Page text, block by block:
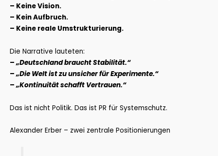
– Keine Vision.
– Kein Aufbruch.
– Keine reale Umstrukturierung.
Die Narrative lauteten:
– „Deutschland braucht Stabilität.“
– „Die Welt ist zu unsicher für Experimente.“
– „Kontinuität schafft Vertrauen.“
Das ist nicht Politik. Das ist PR für Systemschutz.
Alexander Erber – zwei zentrale Positionierungen